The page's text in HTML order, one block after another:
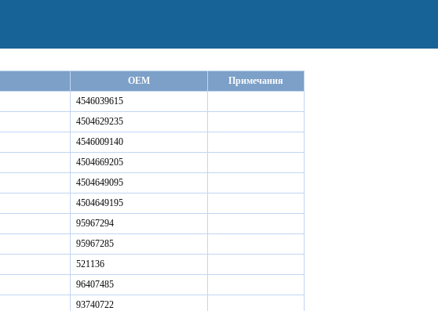
OEM
Примечания
4546039615
4504629235
4546009140
4504669205
4504649095
4504649195
95967294
95967285
521136
96407485
93740722